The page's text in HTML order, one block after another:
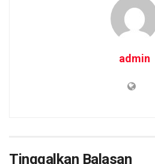
admin
Tinggalkan Balasan